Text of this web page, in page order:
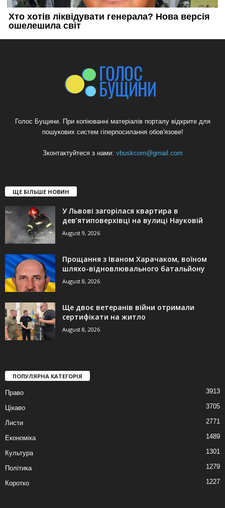
Голос Бущини. При копіюванні матеріалів порталу відкрите для
пошукових систем гіперпосилання обов'язове!
Зконтактуйтеся з нами: vbuskcom@gmail.com
ЩЕ БІЛЬШЕ НОВИН
У Львові загорілася квартира в
дев’ятиповерхівці на вулиці Науковій
August 9, 2026
Прощання з Іваном Харачаком, воїном
шляхо-відновлювального батальйону
August 8, 2026
Ще двоє ветеранів війни отримали
сертифікати на житло
August 8, 2026
ПОПУЛЯРНА КАТЕГОРІЯ
Право 3913
Цікаво 3705
Листи 2771
Економіка 1489
Культура 1301
Політика 1279
Коротко 1227